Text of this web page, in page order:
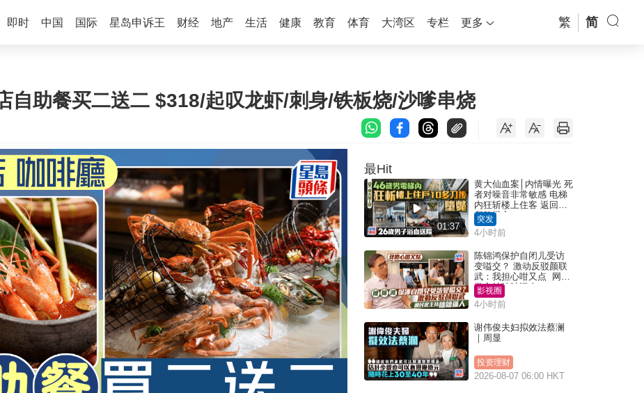
即时 中国 国际 星岛申诉王 财经 地产 生活 健康 教育 体育 大湾区 专栏 更多 繁 简
自助餐买二送二 $318/起叹龙虾/刺身/铁板烧/沙嗲串烧
最Hit
01:37
黄大仙血案│内情曝光 死
者对噪音非常敏感 电梯
内狂斩楼上住客 返回住
所堕楼亡
突发
4小时前
陈锦鸿保护自闭儿受访
变嗌交？ 激动反驳颜联
武：我担心咁又点 网民
批主持咄咄逼人
影视圈
4小时前
谢伟俊夫妇拟效法蔡澜
｜周显
投资理财
2026-08-07 06:00 HKT